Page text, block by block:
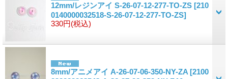
12mm/レジンアイ S-26-07-12-277-TO-ZS [210
0140000032518-S-26-07-12-277-TO-ZS]
330円(税込)
8mm/アニメアイ A-26-07-06-350-NY-ZA [2100